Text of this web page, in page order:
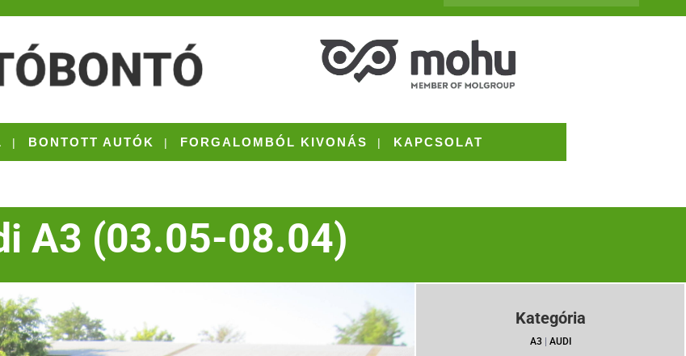
BONTOTT AUTÓK FORGALOMBÓL KIVONÁS KAPCSOLAT
A3 (03.05-08.04)
Kategória
A3 AUDI